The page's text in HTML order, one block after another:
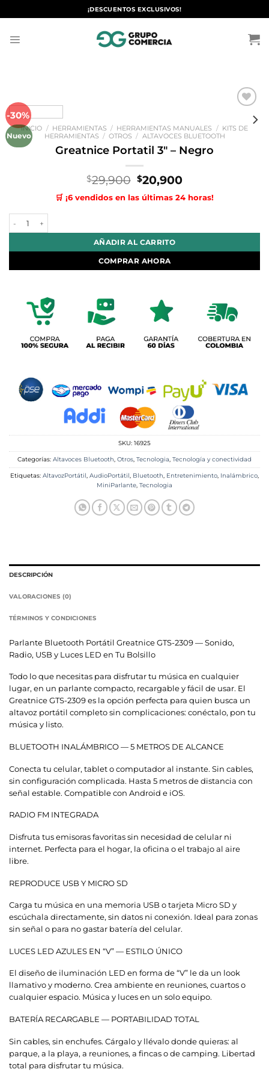
al
¡DESCUENTOS EXCLUSIVOS!
-30%
Nuevo
Añadir
lista de
INICIO / HERRAMIENTAS / HERRAMIENTAS MANUALES / KITS DE
HERRAMIENTAS / OTROS / ALTAVOCES BLUETOOTH
Greatnice Portatil 3″ – Negro
$29,900 El
precio
original
$20,900El
precio
actual
🛒 ¡6 vendidos en las últimas 24 horas!
AÑADIR AL CARRITO
COMPRAR AHORA
SKU: 16925
Categorías: Altavoces Bluetooth, Otros, Tecnologia, Tecnología y conectividad
Etiquetas: AltavozPortátil, AudioPortátil, Bluetooth, Entretenimiento, Inalámbrico,
MiniParlante, Tecnologia
DESCRIPCIÓN
VALORACIONES (0)
TÉRMINOS Y CONDICIONES
Parlante Bluetooth Portátil Greatnice GTS-2309 — Sonido,
Radio, USB y Luces LED en Tu Bolsillo
Todo lo que necesitas para disfrutar tu música en cualquier
lugar, en un parlante compacto, recargable y fácil de usar. El
Greatnice GTS-2309 es la opción perfecta para quien busca un
altavoz portátil completo sin complicaciones: conéctalo, pon tu
música y listo.
BLUETOOTH INALÁMBRICO — 5 METROS DE ALCANCE
Conecta tu celular, tablet o computador al instante. Sin cables,
sin configuración complicada. Hasta 5 metros de distancia con
señal estable. Compatible con Android e iOS.
RADIO FM INTEGRADA
Disfruta tus emisoras favoritas sin necesidad de celular ni
internet. Perfecta para el hogar, la oficina o el trabajo al aire
libre.
REPRODUCE USB Y MICRO SD
Carga tu música en una memoria USB o tarjeta Micro SD y
escúchala directamente, sin datos ni conexión. Ideal para zonas
sin señal o para no gastar batería del celular.
LUCES LED AZULES EN “V” — ESTILO ÚNICO
El diseño de iluminación LED en forma de “V” le da un look
llamativo y moderno. Crea ambiente en reuniones, cuartos o
cualquier espacio. Música y luces en un solo equipo.
BATERÍA RECARGABLE — PORTABILIDAD TOTAL
Sin cables, sin enchufes. Cárgalo y llévalo donde quieras: al
parque, a la playa, a reuniones, a fincas o de camping. Libertad
total para disfrutar tu música.